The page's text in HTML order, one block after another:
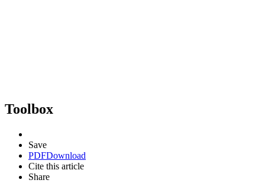
Toolbox
Save
PDFDownload
Cite this article
Share